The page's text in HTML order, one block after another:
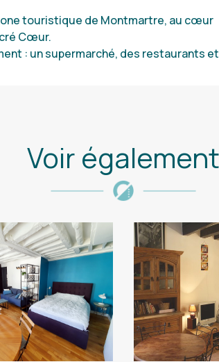
touristique de Montmartre, au cœur
Cœur.
: un supermarché, des restaurants et
Voir également